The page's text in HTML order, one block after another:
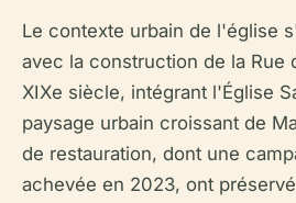
Le contexte urbain de l'église
avec la construction de la Rue
XIXe siècle, intégrant l'Église
paysage urbain croissant de
de restauration, dont une
achevée en 2023, ont